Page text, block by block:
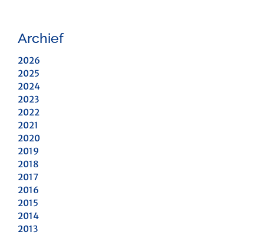
Archief
2026
2025
2024
2023
2022
2021
2020
2019
2018
2017
2016
2015
2014
2013